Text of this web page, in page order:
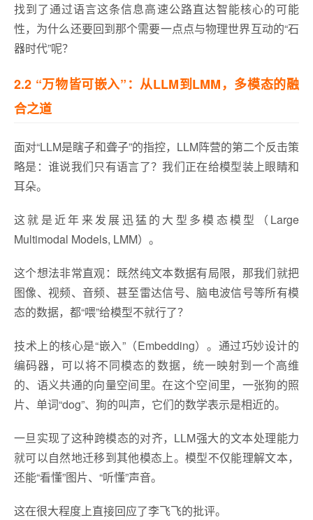
找到了通过语言这条信息高速公路直达智能核心的可能
性，为什么还要回到那个需要一点点与物理世界互动的“石
器时代”呢？
2.2 “万物皆可嵌入”：从LLM到LMM，多模态的融
合之道
面对“LLM是瞎子和聋子”的指控，LLM阵营的第二个反击策
略是：谁说我们只有语言了？我们正在给模型装上眼睛和
耳朵。
这就是近年来发展迅猛的大型多模态模型（Large
Multimodal Models, LMM）。
这个想法非常直观：既然纯文本数据有局限，那我们就把
图像、视频、音频、甚至雷达信号、脑电波信号等所有模
态的数据，都“喂”给模型不就行了？
技术上的核心是“嵌入”（Embedding）。通过巧妙设计的
编码器，可以将不同模态的数据，统一映射到一个高维
的、语义共通的向量空间里。在这个空间里，一张狗的照
片、单词“dog”、狗的叫声，它们的数学表示是相近的。
一旦实现了这种跨模态的对齐，LLM强大的文本处理能力
就可以自然地迁移到其他模态上。模型不仅能理解文本，
还能“看懂”图片、“听懂”声音。
这在很大程度上直接回应了李飞飞的批评。